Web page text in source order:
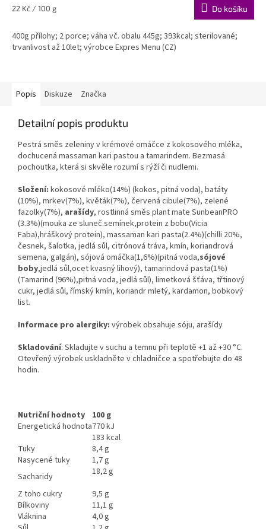
Měrná
22 Kč / 100 g Do košíku
400g přílohy; 2 porce; váha vč. obalu 445g; 393kcal; sterilované;
trvanlivost až 10let; výrobce Expres Menu (CZ)
Popis Diskuze Značka
Detailní popis produktu
Pestrá směs zeleniny v krémové omáčce z kokosového mléka,
dochucená massaman kari pastou a tamarindem. Bezmasá
pochoutka, která si skvěle rozumí s rýží či nudlemi.
Složení: kokosové mléko(14%) (kokos, pitná voda), batáty
(10%), mrkev(7%), květák(7%), červená cibule(7%), zelené
fazolky(7%), arašídy, rostlinná směs plant mate SunbeanPRO
(3.3%)(mouka ze sluneč.semínek,protein z bobu(Vicia
Faba),hráškový protein), massaman kari pasta(2.4%)(chilli 20%,
česnek, šalotka, jedlá sůl, citrónová tráva, kmín, koriandrová
semena, galgán), sójová omáčka(1,6%)(pitná voda,sójové
boby,jedlá sůl,ocet kvasný lihový), tamarindová pasta(1%)
(Tamarind (96%),pitná voda, jedlá sůl), limetková šťáva, třtinový
cukr, jedlá sůl, římský kmín, koriandr mletý, kardamon, bobkový
list.
Informace pro alergiky: výrobek obsahuje sóju, arašídy
Skladování: Skladujte v suchu a temnu při teplotě +1 až +30 °C.
Otevřený výrobek uskladněte v chladničce a spotřebujte do 48
hodin.
Nutriční hodnoty
100 g
Energetická hodnota770 kJ
183 kcal
Tuky
8,4 g
Nasycené tuky
1,7 g
Sacharidy
18,2 g
Z toho cukry
9,5 g
Bílkoviny
11,1 g
Vláknina
4,0 g